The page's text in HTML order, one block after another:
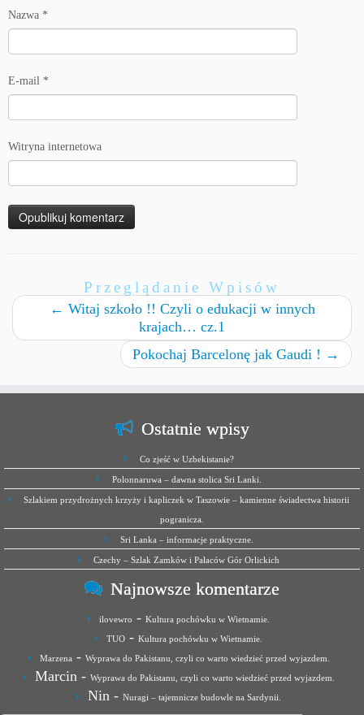
Nazwa *
E-mail *
Witryna internetowa
Przeglądanie Wpisów
← Witaj szkoło !! Czyli o edukacji w innych
krajach… cz.1
Pokochaj Barcelonę jak Gaudi ! →
Ostatnie wpisy
Co zjeść w Uzbekistanie?
Polonnaruwa – dawna stolica Sri Lanki.
Szlakiem przydrożnych krzyży i kapliczek w Taszowie – kamienne świadectwa historii
pogranicza.
Sri Lanka – informacje praktyczne.
Czechy – Szlak Zamków i Pałaców Gór Orlickich
Najnowsze komentarze
ilovewro - Kultura pochówku w Wietnamie.
TUO - Kultura pochówku w Wietnamie.
Marzena- Wyprawa do Pakistanu, czyli co warto wiedzieć przed wyjazdem.
Marcin- Wyprawa do Pakistanu, czyli co warto wiedzieć przed wyjazdem.
Nin - Nuragi – tajemnicze budowle na Sardynii.